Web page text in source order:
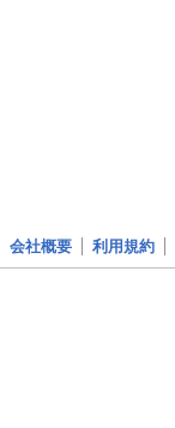
会社概要 利用規約